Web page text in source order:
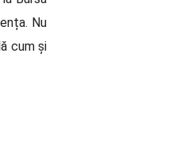
Nu
cum și